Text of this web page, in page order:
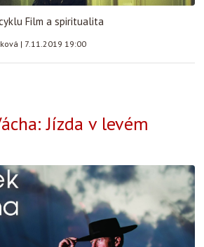
Film a spiritualita
| 7.11.2019 19:00
Jízda v levém